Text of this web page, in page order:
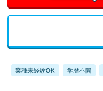
業種未経験OK 学歴不問